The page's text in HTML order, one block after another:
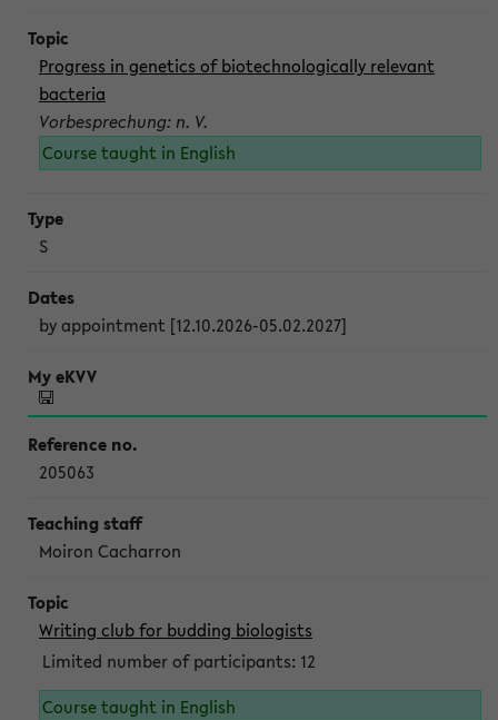
Progress in genetics of biotechnologically relevant
bacteria
Vorbesprechung: n. V.
Course taught in English
S
by appointment [12.10.2026-05.02.2027]
205063
Moiron Cacharron
Writing club for budding biologists
Limited number of participants: 12
Course taught in English